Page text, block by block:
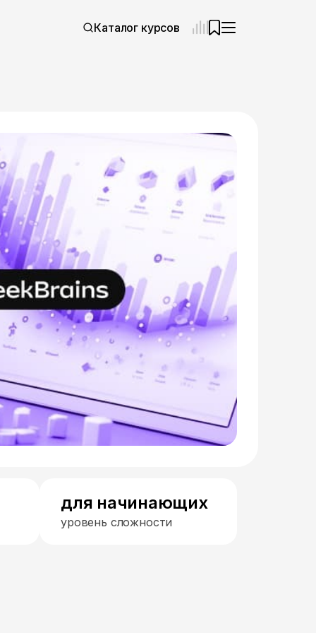
Каталог курсов
для начинающих
уровень сложности